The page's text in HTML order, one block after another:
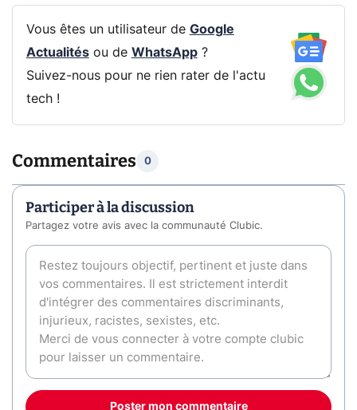
Vous êtes un utilisateur de Google
Actualitésou de WhatsApp?
Suivez-nous pour ne rien rater de l'actu
tech !
Commentaires 0
Participer à la discussion
Partagez votre avis avec la communauté Clubic.
Poster mon commentaire